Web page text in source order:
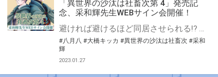
「異世界の沙汰は社畜次第 4」発売記
念、采和輝先生WEBサイン会開催！
避ければ避けるほど同居させられる!? 話題の異世界社畜BLが新章突入！ とらのあなでは『異世界の沙汰は社畜次第 4』の発売を記念して、采和輝先生のWEBサイン会の開催が決定致しました！ この貴重な機会、皆様ぜひ奮ってご応募くださいませ☆
#八月八 #大橋キッカ #異世界の沙汰は社畜次 #采和
輝
2023.01.27